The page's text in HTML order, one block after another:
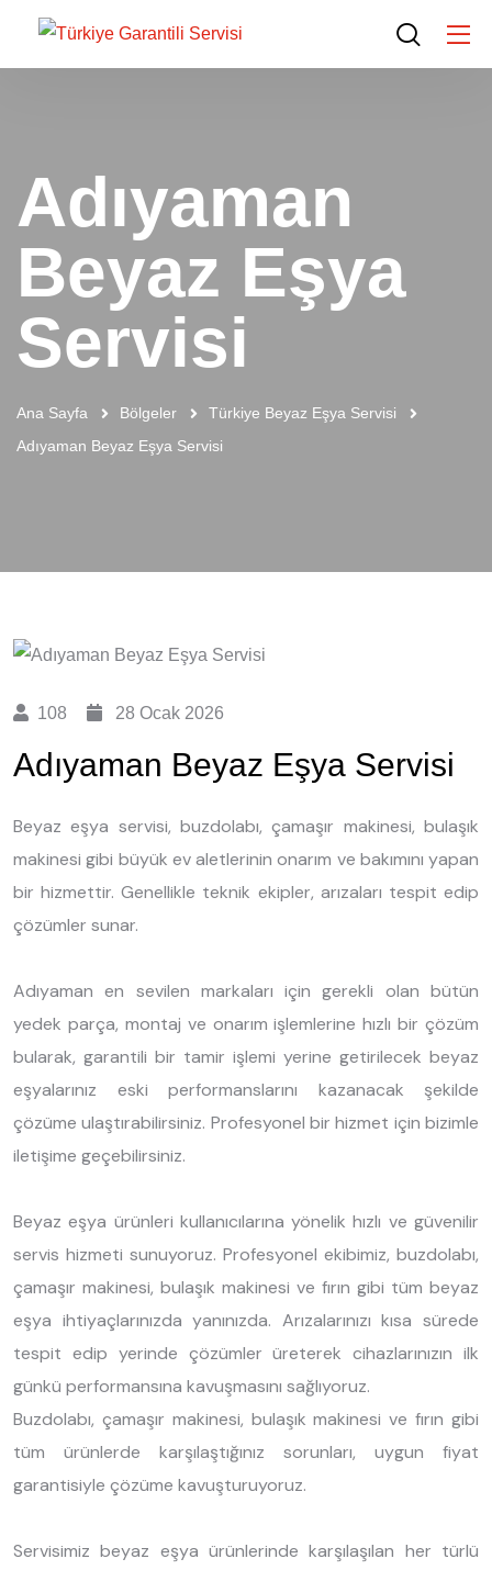
Adıyaman
Beyaz Eşya
Servisi
Ana Sayfa Bölgeler
Türkiye Beyaz Eşya Servisi
Adıyaman Beyaz Eşya Servisi
108 28 Ocak 2026
Adıyaman Beyaz Eşya Servisi
Beyaz eşya servisi, buzdolabı, çamaşır makinesi, bulaşık
makinesi gibi büyük ev aletlerinin onarım ve bakımını yapan
bir hizmettir. Genellikle teknik ekipler, arızaları tespit edip
çözümler sunar.
Adıyaman en sevilen markaları için gerekli olan bütün
yedek parça, montaj ve onarım işlemlerine hızlı bir çözüm
bularak, garantili bir tamir işlemi yerine getirilecek beyaz
eşyalarınız eski performanslarını kazanacak şekilde
çözüme ulaştırabilirsiniz. Profesyonel bir hizmet için bizimle
iletişime geçebilirsiniz.
Beyaz eşya ürünleri kullanıcılarına yönelik hızlı ve güvenilir
servis hizmeti sunuyoruz. Profesyonel ekibimiz, buzdolabı,
çamaşır makinesi, bulaşık makinesi ve fırın gibi tüm beyaz
eşya ihtiyaçlarınızda yanınızda. Arızalarınızı kısa sürede
tespit edip yerinde çözümler üreterek cihazlarınızın ilk
günkü performansına kavuşmasını sağlıyoruz.
Buzdolabı, çamaşır makinesi, bulaşık makinesi ve fırın gibi
tüm ürünlerde karşılaştığınız sorunları, uygun fiyat
garantisiyle çözüme kavuşturuyoruz.
Servisimiz beyaz eşya ürünlerinde karşılaşılan her türlü